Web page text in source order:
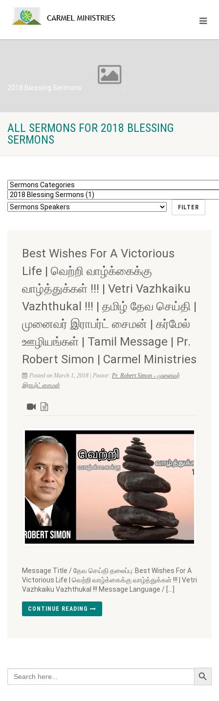
2018 Blessing Sermons
ALL SERMONS FOR 2018 BLESSING
SERMONS
Best Wishes For A Victorious
Life | வெற்றி வாழ்க்கைக்கு
வாழ்த்துக்கள் !!! | Vetri Vazhkaiku
Vazhthukal !!! | தமிழ் தேவ செய்தி |
முனைவர் இராபர்ட் சைமன் | கர்மேல்
ஊழியங்கள் | Tamil Message | Pr.
Robert Simon | Carmel Ministries
Posted on March 1, 2018 | Pastor: Pr. Robert Simon - முனைவர்
இராபர்ட் சைமன்
Message Title / தேவ செய்தி தலைப்பு: Best Wishes For A
Victorious Life | வெற்றி வாழ்க்கைக்கு வாழ்த்துக்கள் !!! | Vetri
Vazhkaiku Vazhthukal !!! Message Language / […]
CONTINUE READING
Search
for:
Search Button